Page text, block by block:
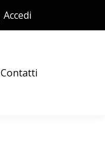
Accedi
Contatti